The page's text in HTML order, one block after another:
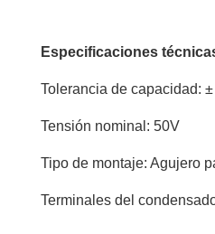
Especificaciones
Tolerancia de capacidad:
Tensión nominal: 50V
Tipo de montaje: Agujero
Terminales del